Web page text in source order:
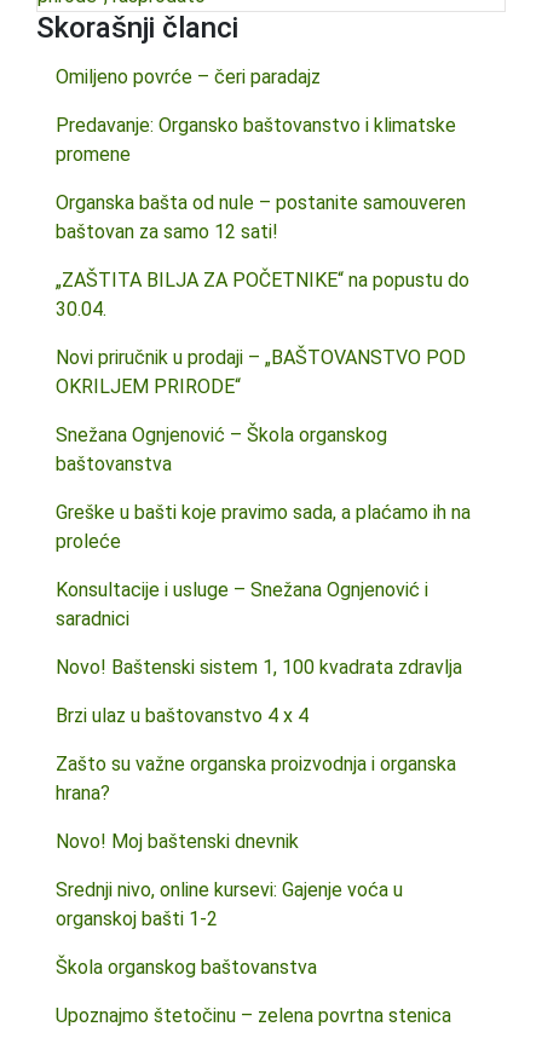
Skorašnji članci
Omiljeno povrće – čeri paradajz
Predavanje: Organsko baštovanstvo i klimatske
promene
Organska bašta od nule – postanite samouveren
baštovan za samo 12 sati!
„ZAŠTITA BILJA ZA POČETNIKE“ na popustu do
30.04.
Novi priručnik u prodaji – „BAŠTOVANSTVO POD
OKRILJEM PRIRODE“
Snežana Ognjenović – Škola organskog
baštovanstva
Greške u bašti koje pravimo sada, a plaćamo ih na
proleće
Konsultacije i usluge – Snežana Ognjenović i
saradnici
Novo! Baštenski sistem 1, 100 kvadrata zdravlja
Brzi ulaz u baštovanstvo 4 x 4
Zašto su važne organska proizvodnja i organska
hrana?
Novo! Moj baštenski dnevnik
Srednji nivo, online kursevi: Gajenje voća u
organskoj bašti 1-2
Škola organskog baštovanstva
Upoznajmo štetočinu – zelena povrtna stenica